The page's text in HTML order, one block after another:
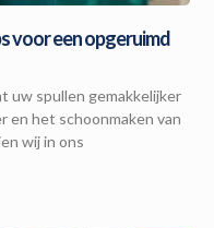
voor een opgeruimd
uw spullen gemakkelijker
en het schoonmaken van
wij in ons